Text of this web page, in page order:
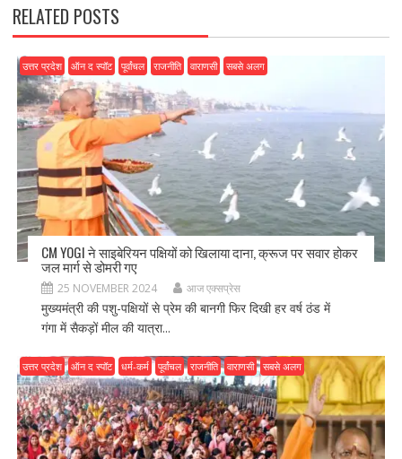
RELATED POSTS
उत्तर प्रदेश ऑन द स्पॉट पूर्वांचल राजनीति वाराणसी सबसे अलग
CM YOGI ने साइबेरियन पक्षियों को खिलाया दाना, क्रूज पर सवार होकर
जल मार्ग से डोमरी गए
25 NOVEMBER 2024 आज एक्सप्रेस
मुख्यमंत्री की पशु-पक्षियों से प्रेम की बानगी फिर दिखी हर वर्ष ठंड में
गंगा में सैकड़ों मील की यात्रा...
उत्तर प्रदेश ऑन द स्पॉट धर्म-कर्म पूर्वांचल राजनीति वाराणसी सबसे अलग